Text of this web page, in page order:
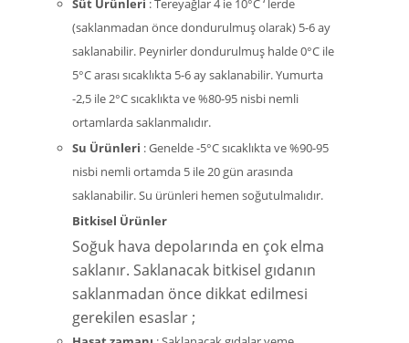
Süt Ürünleri : Tereyağlar 4 ie 10°C ‘ lerde
(saklanmadan önce dondurulmuş olarak) 5-6 ay
saklanabilir. Peynirler dondurulmuş halde 0°C ile
5°C arası sıcaklıkta 5-6 ay saklanabilir. Yumurta
-2,5 ile 2°C sıcaklıkta ve %80-95 nisbi nemli
ortamlarda saklanmalıdır.
Su Ürünleri : Genelde -5°C sıcaklıkta ve %90-95
nisbi nemli ortamda 5 ile 20 gün arasında
saklanabilir. Su ürünleri hemen soğutulmalıdır.
Bitkisel Ürünler
Soğuk hava depolarında en çok elma
saklanır. Saklanacak bitkisel gıdanın
saklanmadan önce dikkat edilmesi
gerekilen esaslar ;